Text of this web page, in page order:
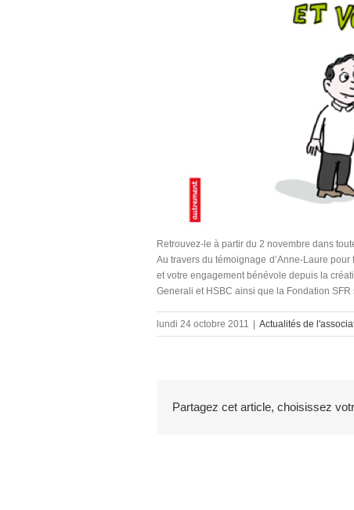
Retrouvez-le à partir du 2 novembre dans
Au travers du témoignage d’Anne-Laure
et votre engagement bénévole depuis la
Generali et HSBC ainsi que la Fondation
lundi 24 octobre 2011 Actualités de
Partagez cet article, choisissez